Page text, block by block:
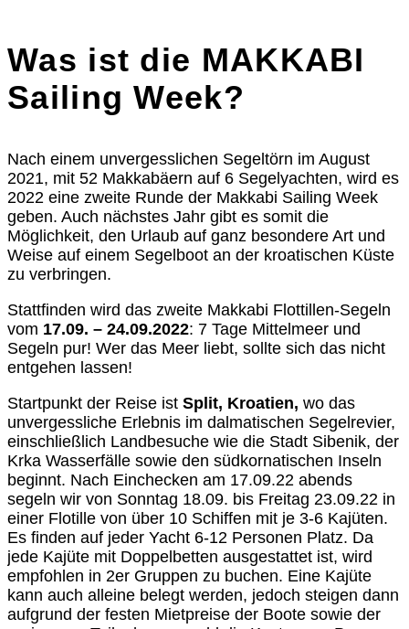
Was ist die MAKKABI
Sailing Week?
Nach einem unvergesslichen Segeltörn im August
2021, mit 52 Makkabäern auf 6 Segelyachten, wird es
2022 eine zweite Runde der Makkabi Sailing Week
geben. Auch nächstes Jahr gibt es somit die
Möglichkeit, den Urlaub auf ganz besondere Art und
Weise auf einem Segelboot an der kroatischen Küste
zu verbringen.
Stattfinden wird das zweite Makkabi Flottillen-Segeln
vom 17.09. – 24.09.2022: 7 Tage Mittelmeer und
Segeln pur! Wer das Meer liebt, sollte sich das nicht
entgehen lassen!
Startpunkt der Reise ist Split, Kroatien, wo das
unvergessliche Erlebnis im dalmatischen Segelrevier,
einschließlich Landbesuche wie die Stadt Sibenik, der
Krka Wasserfälle sowie den südkornatischen Inseln
beginnt. Nach Einchecken am 17.09.22 abends
segeln wir von Sonntag 18.09. bis Freitag 23.09.22 in
einer Flotille von über 10 Schiffen mit je 3-6 Kajüten.
Es finden auf jeder Yacht 6-12 Personen Platz. Da
jede Kajüte mit Doppelbetten ausgestattet ist, wird
empfohlen in 2er Gruppen zu buchen. Eine Kajüte
kann auch alleine belegt werden, jedoch steigen dann
aufgrund der festen Mietpreise der Boote sowie der